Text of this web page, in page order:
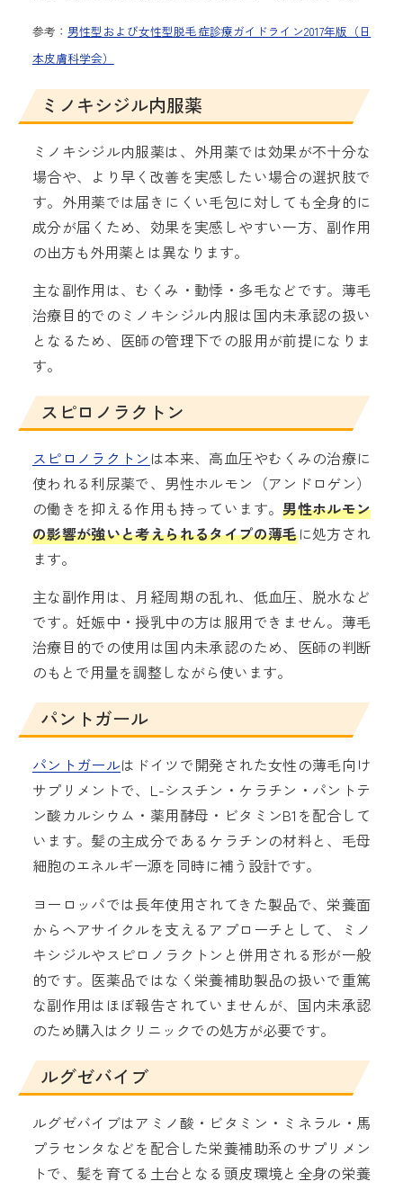
参考： 男性型および女性型脱毛症診療ガイドライン2017年版（日
本皮膚科学会）
ミノキシジル内服薬
ミノキシジル内服薬は、外用薬では効果が不十分な
場合や、より早く改善を実感したい場合の選択肢で
す。外用薬では届きにくい毛包に対しても全身的に
成分が届くため、効果を実感しやすい一方、副作用
の出方も外用薬とは異なります。
主な副作用は、むくみ・動悸・多毛などです。薄毛
治療目的でのミノキシジル内服は国内未承認の扱い
となるため、医師の管理下での服用が前提になりま
す。
スピロノラクトン
スピロノラクトン は本来、高血圧やむくみの治療に
使われる利尿薬で、男性ホルモン（アンドロゲン）
の働きを抑える作用も持っています。男性ホルモン
の影響が強いと考えられるタイプの薄毛に処方され
ます。
主な副作用は、月経周期の乱れ、低血圧、脱水など
です。妊娠中・授乳中の方は服用できません。薄毛
治療目的での使用は国内未承認のため、医師の判断
のもとで用量を調整しながら使います。
パントガール
パントガールはドイツで開発された女性の薄毛向け
サプリメントで、L-シスチン・ケラチン・パントテ
ン酸カルシウム・薬用酵母・ビタミンB1を配合して
います。髪の主成分であるケラチンの材料と、毛母
細胞のエネルギー源を同時に補う設計です。
ヨーロッパでは長年使用されてきた製品で、栄養面
からヘアサイクルを支えるアプローチとして、ミノ
キシジルやスピロノラクトンと併用される形が一般
的です。医薬品ではなく栄養補助製品の扱いで重篤
な副作用はほぼ報告されていませんが、国内未承認
のため購入はクリニックでの処方が必要です。
ルグゼバイブ
ルグゼバイブはアミノ酸・ビタミン・ミネラル・馬
プラセンタなどを配合した栄養補助系のサプリメン
トで、髪を育てる土台となる頭皮環境と全身の栄養